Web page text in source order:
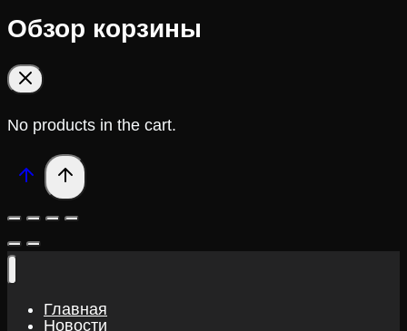
Обзор корзины
No products in the cart.
Главная
Новости